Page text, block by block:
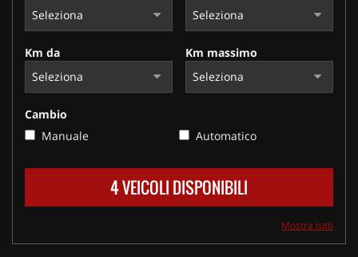
Km da Km massimo
Cambio
Manuale
Automatico
4 VEICOLI DISPONIBILI
Mostra tutti